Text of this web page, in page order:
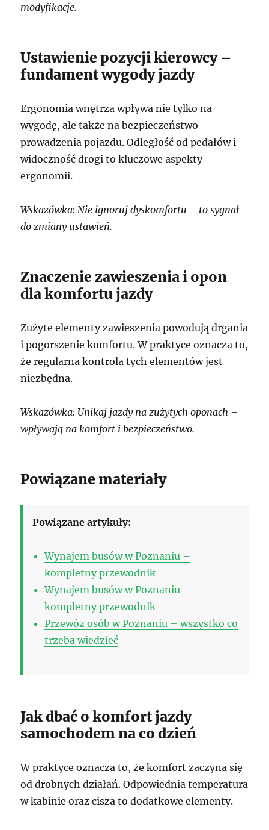
modyfikacje.
Ustawienie pozycji kierowcy –
fundament wygody jazdy
Ergonomia wnętrza wpływa nie tylko na
wygodę, ale także na bezpieczeństwo
prowadzenia pojazdu. Odległość od pedałów i
widoczność drogi to kluczowe aspekty
ergonomii.
Wskazówka: Nie ignoruj dyskomfortu – to sygnał
do zmiany ustawień.
Znaczenie zawieszenia i opon
dla komfortu jazdy
Zużyte elementy zawieszenia powodują drgania
i pogorszenie komfortu. W praktyce oznacza to,
że regularna kontrola tych elementów jest
niezbędna.
Wskazówka: Unikaj jazdy na zużytych oponach –
wpływają na komfort i bezpieczeństwo.
Powiązane materiały
Powiązane artykuły:
Wynajem busów w Poznaniu –
kompletny przewodnik
Wynajem busów w Poznaniu –
kompletny przewodnik
Przewóz osób w Poznaniu – wszystko co
trzeba wiedzieć
Jak dbać o komfort jazdy
samochodem na co dzień
W praktyce oznacza to, że komfort zaczyna się
od drobnych działań. Odpowiednia temperatura
w kabinie oraz cisza to dodatkowe elementy.